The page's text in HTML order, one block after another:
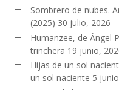
Sombrero de nubes.
(2025) 30 julio, 2026
Humanzee, de Ángel
trinchera 19 junio,
Hijas de un sol
un sol naciente 5